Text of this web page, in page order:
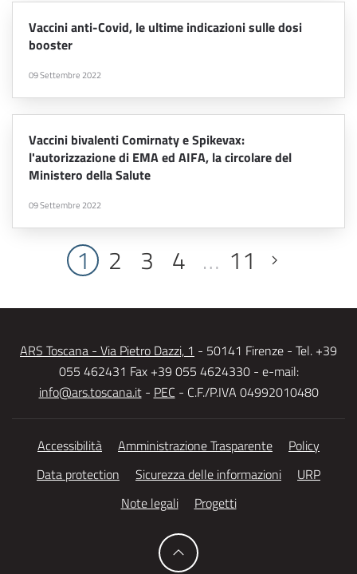
Vaccini anti-Covid, le ultime indicazioni sulle dosi
booster
09 Settembre 2022
Vaccini bivalenti Comirnaty e Spikevax:
l'autorizzazione di EMA ed AIFA, la circolare del
Ministero della Salute
09 Settembre 2022
1 2 3 4 … 11
ARS Toscana - Via Pietro Dazzi, 1 - 50141 Firenze - Tel. +39
055 462431 Fax +39 055 4624330 - e-mail:
info@ars.toscana.it- PEC - C.F./P.IVA 04992010480
Accessibilità Amministrazione Trasparente
Policy
Data protection
Sicurezza delle informazioni
URP
Note legali
Progetti